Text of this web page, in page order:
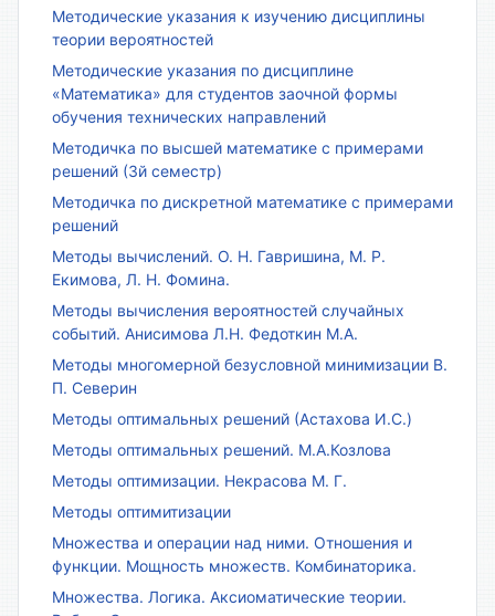
Методические указания к изучению дисциплины
теории вероятностей
Методические указания по дисциплине
«Математика» для студентов заочной формы
обучения технических направлений
Методичка по высшей математике с примерами
решений (3й семестр)
Методичка по дискретной математике с примерами
решений
Методы вычислений. О. Н. Гавришина, М. Р.
Екимова, Л. Н. Фомина.
Методы вычисления вероятностей случайных
событий. Анисимова Л.Н. Федоткин М.А.
Методы многомерной безусловной минимизации В.
П. Северин
Методы оптимальных решений (Астахова И.С.)
Методы оптимальных решений. М.А.Козлова
Методы оптимизации. Некрасова М. Г.
Методы оптимитизации
Множества и операции над ними. Отношения и
функции. Мощность множеств. Комбинаторика.
Множества. Логика. Аксиоматические теории.